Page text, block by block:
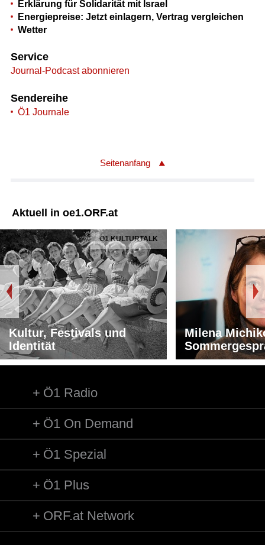
Erklärung für Solidarität mit Israel
Energiepreise: Jetzt einlagern, Vertrag vergleichen
Wetter
Service
Journal-Podcast abonnieren
Sendereihe
Ö1 Journale
Seitenanfang
Aktuell in oe1.ORF.at
Ö1 KULTURTALK
Kultur, Festivals und
Identität
Milena
Ö1 Radio
Ö1 On Demand
Ö1 Spezial
Ö1 Plus
ORF.at Network